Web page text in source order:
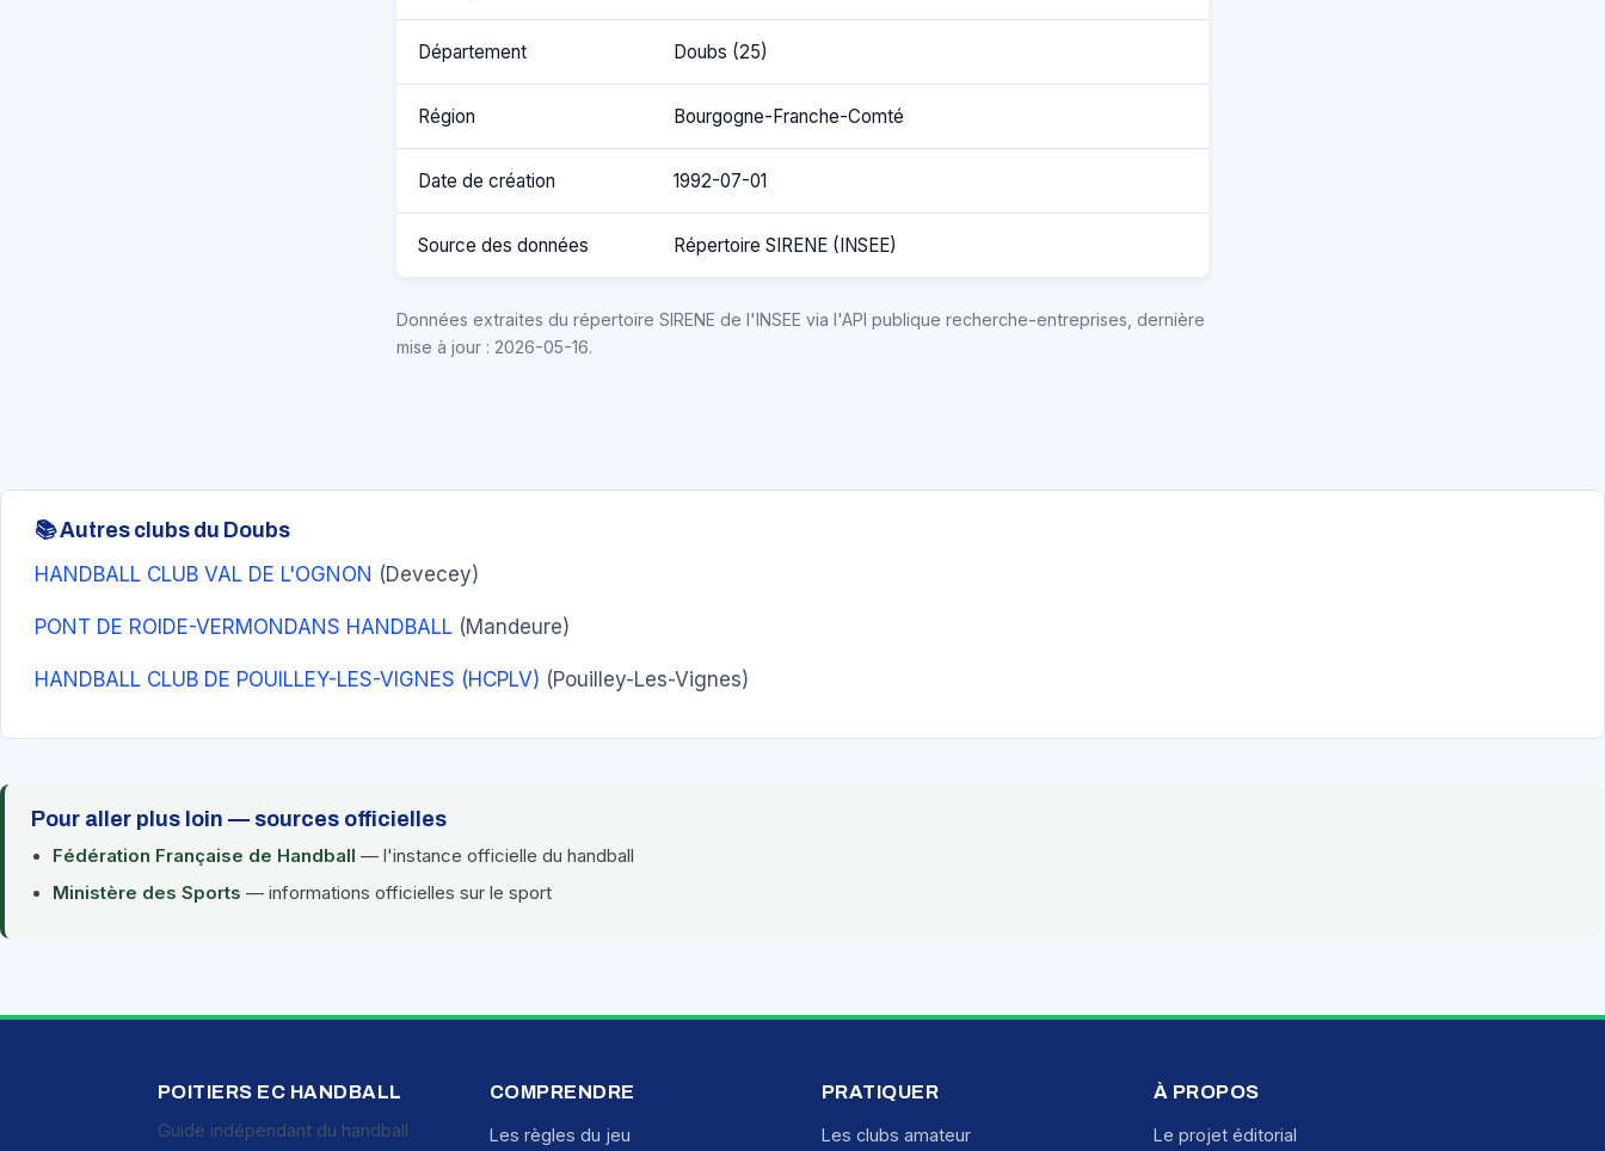
Département Doubs (25)
Région Bourgogne-Franche-Comté
Date de création 1992-07-01
Source des données Répertoire SIRENE (INSEE)
Données extraites du répertoire SIRENE de l'INSEE via l'API publique recherche-entreprises, dernière
mise à jour : 2026-05-16.
📚 Autres clubs du Doubs
HANDBALL CLUB VAL DE L'OGNON (Devecey)
PONT DE ROIDE-VERMONDANS HANDBALL (Mandeure)
HANDBALL CLUB DE POUILLEY-LES-VIGNES (HCPLV) (Pouilley-Les-Vignes)
Pour aller plus loin — sources officielles
Fédération Française de Handball — l'instance officielle du handball
Ministère des Sports — informations officielles sur le sport
POITIERS EC HANDBALL
Guide indépendant du handball
COMPRENDRE
Les règles du jeu
PRATIQUER
Les clubs amateur
À PROPOS
Le projet éditorial